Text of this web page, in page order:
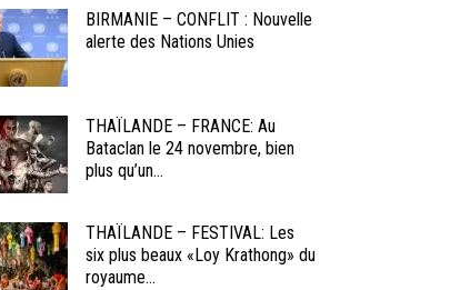
BIRMANIE – CONFLIT : Nouvelle
alerte des Nations Unies
THAÏLANDE – FRANCE: Au
Bataclan le 24 novembre, bien
plus qu’un...
THAÏLANDE – FESTIVAL: Les
six plus beaux «Loy Krathong» du
royaume...